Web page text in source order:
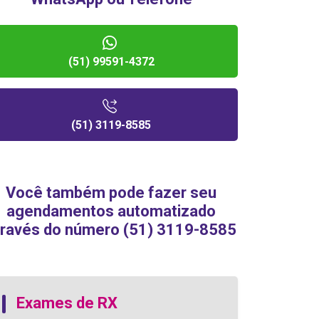
(51) 99591-4372
(51) 3119-8585
Você também pode fazer seu
agendamentos automatizado
do número (51) 3119-8585
Exames de RX